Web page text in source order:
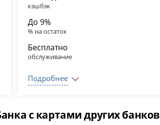
кэшбэк
До 9%
% на остаток
Бесплатно
обслуживание
Подробнее
с картами других банков